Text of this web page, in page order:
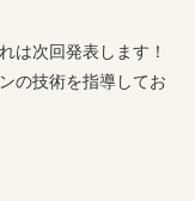
は次回発表します！
の技術を指導してお